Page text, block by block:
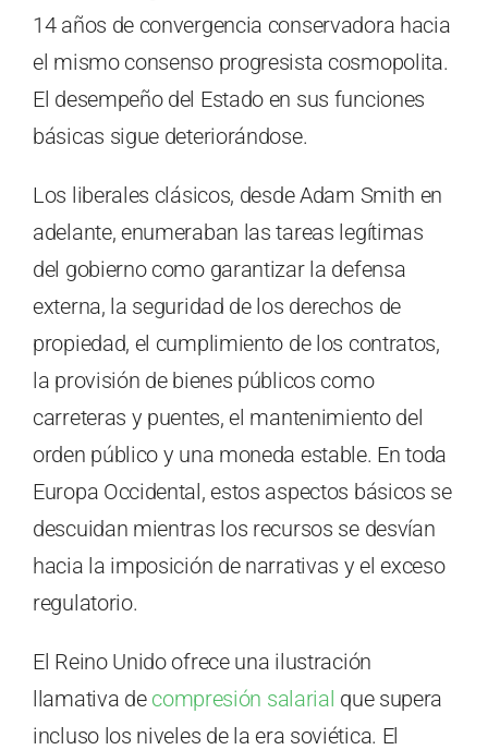
14 años de convergencia conservadora hacia
el mismo consenso progresista cosmopolita.
El desempeño del Estado en sus funciones
básicas sigue deteriorándose.
Los liberales clásicos, desde Adam Smith en
adelante, enumeraban las tareas legítimas
del gobierno como garantizar la defensa
externa, la seguridad de los derechos de
propiedad, el cumplimiento de los contratos,
la provisión de bienes públicos como
carreteras y puentes, el mantenimiento del
orden público y una moneda estable. En toda
Europa Occidental, estos aspectos básicos se
descuidan mientras los recursos se desvían
hacia la imposición de narrativas y el exceso
regulatorio.
El Reino Unido ofrece una ilustración
llamativa decompresión salarial que supera
incluso los niveles de la era soviética. El